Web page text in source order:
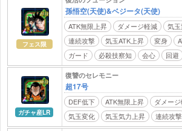
フェス限
孫悟空(天使)&ベジータ(天使)
ATK無限上昇 ダメージ軽減 気
連続攻撃
気玉ATK上昇 変身
ガード
必殺技察知 会心 回避
ガチャ産LR
復讐のセレモニー
超17号
DEF低下 ATK無限上昇 ダメー
気玉変化
気玉気力上昇 連続攻撃